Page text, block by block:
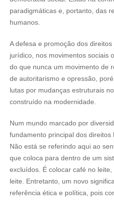
paradigmáticas e, portanto, das
humanos.
A defesa e promoção dos
jurídico, nos movimentos sociais
do que nunca um movimento de
de autoritarismo e opressão,
lutas por mudanças estruturais
construído na modernidade.
Num mundo marcado por
fundamento principal dos direitos
Não está se referindo aqui ao
que coloca para dentro de um
excluídos. É colocar café no
leite. Entretanto, um novo
referência ética e política, pois